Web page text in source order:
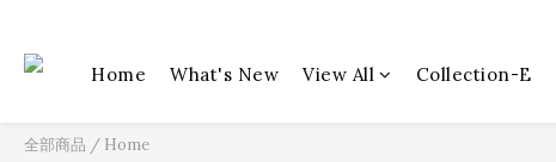
Home What's New View All Collection-E
全部商品 / Home